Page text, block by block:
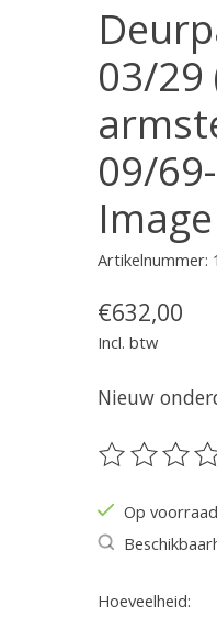
03/29
09/
Artikelnummer:
€632,00
Incl. btw
Nieuw
De
Op voorraad
Hoeveelheid: